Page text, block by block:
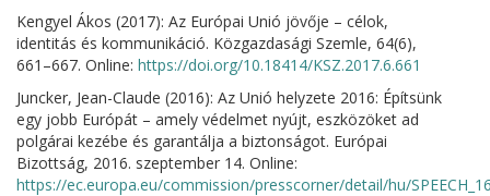
Kengyel Ákos (2017): Az Európai Unió jövője – célok,
identitás és kommunikáció. Közgazdasági Szemle, 64(6),
661–667. Online: https://doi.org/10.18414/KSZ.2017.6.661
Juncker, Jean-Claude (2016): Az Unió helyzete 2016: Építsünk
egy jobb Európát – amely védelmet nyújt, eszközöket ad
polgárai kezébe és garantálja a biztonságot. Európai
Bizottság, 2016. szeptember 14. Online:
https://ec.europa.eu/commission/presscorner/detail/hu/